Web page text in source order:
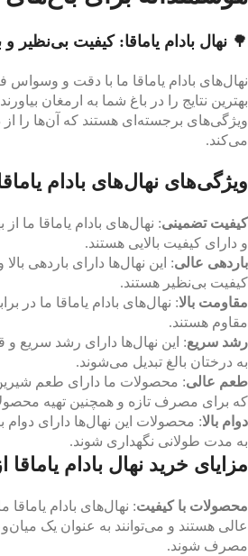
🌳 نهال بادام یاماقا: کیفیت بی‌نظیر
نهال‌های بادام یاماقا ما با دقت و وسواس
بهترین نتایج را در باغ شما به ارمغان
ویژگی‌های برجسته‌ای هستند که آن‌ها را از
می‌کند.
ویژگی‌های نهال‌های بادام
کیفیت تضمینی: نهال‌های بادام یاماقا ما از
و دارای کیفیت بالایی هستند.
باردهی عالی: این نهال‌ها دارای باردهی
کیفیت بی‌نظیر هستند.
مقاومت بالا: نهال‌های بادام یاماقا ما در
مقاوم هستند.
رشد سریع: این نهال‌ها دارای رشد سریع
به درختان بالغ تبدیل می‌شوند.
طعم عالی: محصولات ما دارای طعم
که برای مصرف تازه و همچنین تهیه
دوام بالا: محصولات این نهال‌ها دارای دوام
به مدت طولانی نگهداری شوند.
مزایای خرید نهال بادام یاماقا
محصولات با کیفیت: نهال‌های بادام
عالی هستند و می‌توانند به عنوان یک
مصرف شوند.